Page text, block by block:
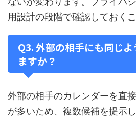
用設計の段階で確認しておく
Q3. 外部の相手にも同じ
ますか？
外部の相手のカレンダーを直
が多いため、複数候補を提示